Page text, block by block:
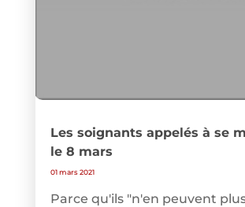
Les soignants appelés à se
le 8 mars
01 mars 2021
Parce qu'ils "n'en peuvent